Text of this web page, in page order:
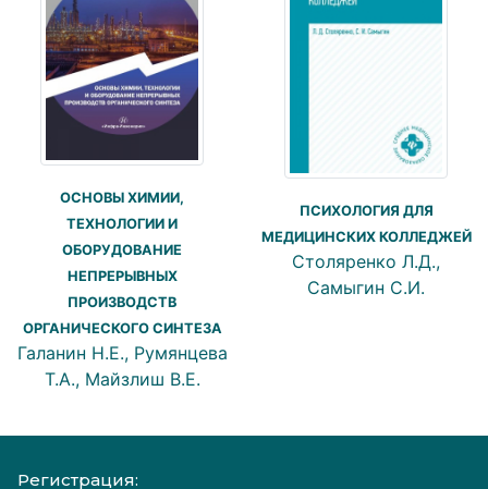
ОСНОВЫ ХИМИИ,
ТЕХНОЛОГИИ И
ОБОРУДОВАНИЕ
НЕПРЕРЫВНЫХ
ПРОИЗВОДСТВ
ОРГАНИЧЕСКОГО СИНТЕЗА
Галанин Н.Е., Румянцева
Т.А., Майзлиш В.Е.
ПСИХОЛОГИЯ ДЛЯ
МЕДИЦИНСКИХ КОЛЛЕДЖЕЙ
Столяренко Л.Д.,
Самыгин С.И.
Регистрация: